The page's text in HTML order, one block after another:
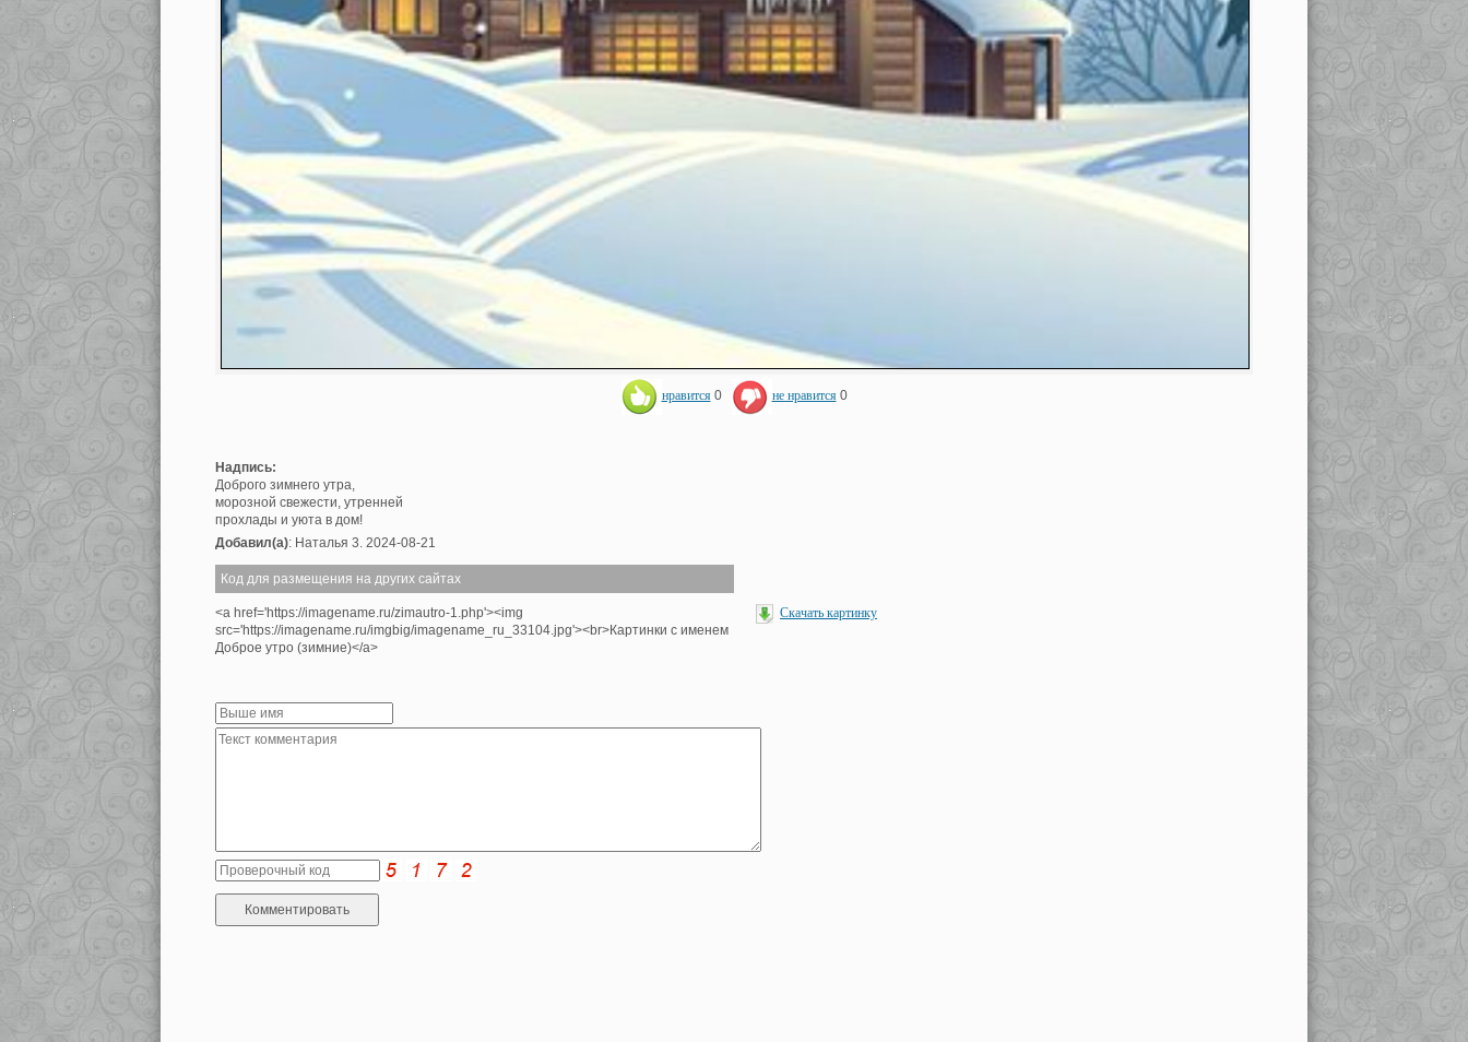
нравится 0 не нравится 0
Надпись:
Доброго зимнего утра,
морозной свежести, утренней
прохлады и уюта в дом!
Добавил(а): Наталья 3. 2024-08-21
Код для размещения на других сайтах
<a href='https://imagename.ru/zimautro-1.php'><img
src='https://imagename.ru/imgbig/imagename_ru_33104.jpg'><br>Картинки с именем
Доброе утро (зимние)</a>
Скачать картинку